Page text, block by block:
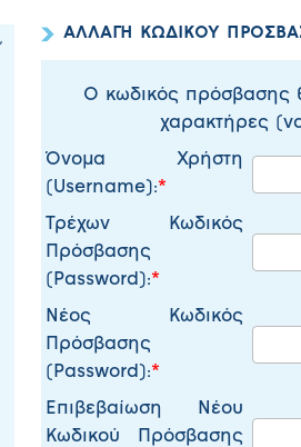
ΑΛΛΑΓΗ ΚΩΔΙΚΟΥ
Ο κωδικός πρόσβασης
χαρακτήρες
Όνομα Χρήστη
(Username):
Τρέχων Κωδικός
Πρόσβασης
(Password):
Νέος Κωδικός
Πρόσβασης
(Password):
Επιβεβαίωση Νέου
Κωδικού Πρόσβασης